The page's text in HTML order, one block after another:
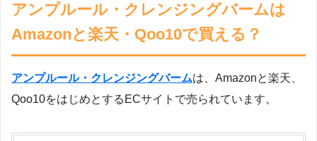
アンプルール・クレンジングバームは
Amazonと楽天・Qoo10で買える？
アンプルール・クレンジングバームは、Amazonと楽天、
Qoo10をはじめとするECサイトで売られています。